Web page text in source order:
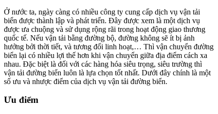
Ở nước ta, ngày càng có nhiều công ty cung cấp dịch vụ vận tải
biển được thành lập và phát triển. Đây được xem là một dịch vụ
được ưa chuộng và sử dụng rộng rãi trong hoạt động giao thương
quốc tế. Nếu vận tải bằng đường bộ, đường không sẽ ít bị ảnh
hưởng bởi thời tiết, và tương đối linh hoạt,… Thì vận chuyển đường
biển lại có nhiều lợi thế hơn khi vận chuyển giữa địa điểm cách xa
nhau. Đặc biệt là đối với các hàng hóa siêu trọng, siêu trường thì
vận tải đường biển luôn là lựa chọn tốt nhất. Dưới đây chính là một
số ưu và nhược điểm của dịch vụ vận tải đường biển.
Ưu điểm